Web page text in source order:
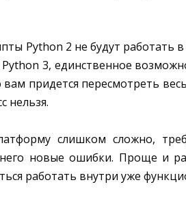
Python 2 не будут работать
3, единственное
придется пересмотреть
нельзя.
слишком сложно,
новые ошибки. Проще и
работать внутри уже